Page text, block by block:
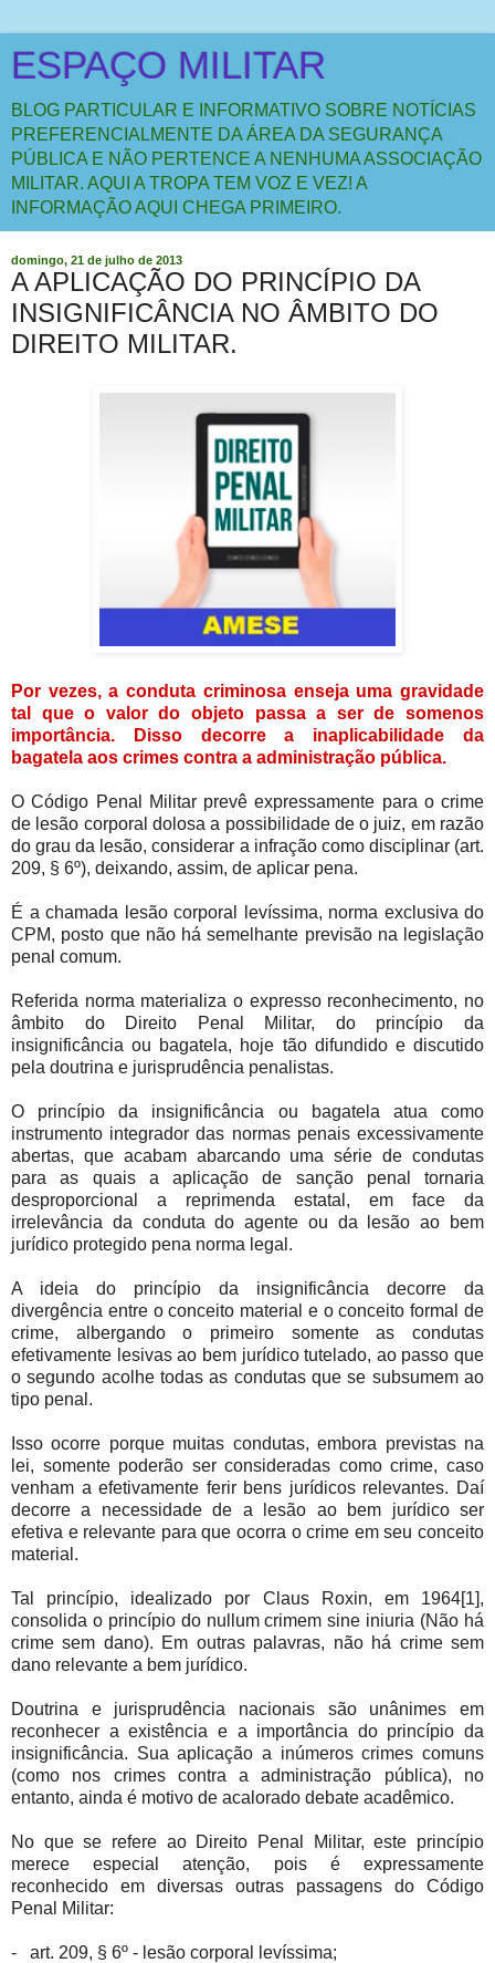
ESPAÇO MILITAR
BLOG PARTICULAR E INFORMATIVO SOBRE NOTÍCIAS
PREFERENCIALMENTE DA ÁREA DA SEGURANÇA
PÚBLICA E NÃO PERTENCE A NENHUMA ASSOCIAÇÃO
MILITAR. AQUI A TROPA TEM VOZ E VEZ! A
INFORMAÇÃO AQUI CHEGA PRIMEIRO.
domingo, 21 de julho de 2013
A APLICAÇÃO DO PRINCÍPIO DA
INSIGNIFICÂNCIA NO ÂMBITO DO
DIREITO MILITAR.
Por vezes, a conduta criminosa enseja uma gravidade
tal que o valor do objeto passa a ser de somenos
importância. Disso decorre a inaplicabilidade da
bagatela aos crimes contra a administração pública.
O Código Penal Militar prevê expressamente para o crime
de lesão corporal dolosa a possibilidade de o juiz, em razão
do grau da lesão, considerar a infração como disciplinar (art.
209, § 6º), deixando, assim, de aplicar pena.
É a chamada lesão corporal levíssima, norma exclusiva do
CPM, posto que não há semelhante previsão na legislação
penal comum.
Referida norma materializa o expresso reconhecimento, no
âmbito do Direito Penal Militar, do princípio da
insignificância ou bagatela, hoje tão difundido e discutido
pela doutrina e jurisprudência penalistas.
O princípio da insignificância ou bagatela atua como
instrumento integrador das normas penais excessivamente
abertas, que acabam abarcando uma série de condutas
para as quais a aplicação de sanção penal tornaria
desproporcional a reprimenda estatal, em face da
irrelevância da conduta do agente ou da lesão ao bem
jurídico protegido pena norma legal.
A ideia do princípio da insignificância decorre da
divergência entre o conceito material e o conceito formal de
crime, albergando o primeiro somente as condutas
efetivamente lesivas ao bem jurídico tutelado, ao passo que
o segundo acolhe todas as condutas que se subsumem ao
tipo penal.
Isso ocorre porque muitas condutas, embora previstas na
lei, somente poderão ser consideradas como crime, caso
venham a efetivamente ferir bens jurídicos relevantes. Daí
decorre a necessidade de a lesão ao bem jurídico ser
efetiva e relevante para que ocorra o crime em seu conceito
material.
Tal princípio, idealizado por Claus Roxin, em 1964[1],
consolida o princípio do nullum crimem sine iniuria (Não há
crime sem dano). Em outras palavras, não há crime sem
dano relevante a bem jurídico.
Doutrina e jurisprudência nacionais são unânimes em
reconhecer a existência e a importância do princípio da
insignificância. Sua aplicação a inúmeros crimes comuns
(como nos crimes contra a administração pública), no
entanto, ainda é motivo de acalorado debate acadêmico.
No que se refere ao Direito Penal Militar, este princípio
merece especial atenção, pois é expressamente
reconhecido em diversas outras passagens do Código
Penal Militar:
- art. 209, § 6º - lesão corporal levíssima;